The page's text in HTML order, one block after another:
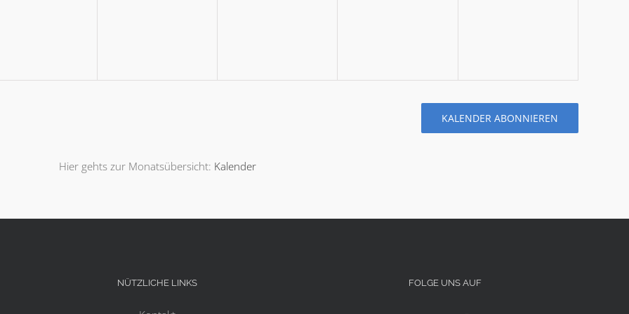
KALENDER ABONNIEREN
Hier gehts zur Monatsübersicht: Kalender
NÜTZLICHE LINKS FOLGE UNS AUF